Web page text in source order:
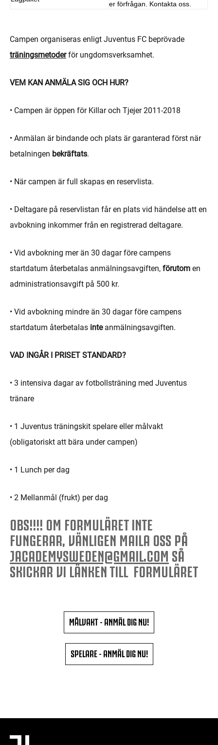
er förfrågan. Kontakta oss.
Campen organiseras enligt Juventus FC beprövade
träningsmetoderför ungdomsverksamhet.
VEM KAN ANMÄLA SIG OCH HUR?
• Campen är öppen för Killar och Tjejer 2011-2018
• Anmälan är bindande och plats är garanterad först när
betalningen bekräftats.
• När campen är full skapas en reservlista.
• Deltagare på reservlistan får en plats vid händelse att en
avbokning inkommer från en registrerad deltagare.
• Vid avbokning mer än 30 dagar före campens
startdatum återbetalas anmälningsavgiften, förutom en
administrationsavgift på 500 kr.
• Vid avbokning mindre än 30 dagar före campens
startdatum återbetalas inteanmälningsavgiften.
VAD INGÅR I PRISET STANDARD?
• 3 intensiva dagar av fotbollsträning med Juventus
tränare
• 1 Juventus träningskit spelare eller målvakt
(obligatoriskt att bära under campen)
• 1 Lunch per dag
• 2 Mellanmål (frukt) per dag
OBS!!!! OM FORMULÄRET INTE
FUNGERAR, VÄNLIGEN MAILA OSS PÅ
JACADEMYSWEDEN@GMAIL.COM SÅ
SKICKAR VI LÄNKEN TILL FORMULÄRET
MÅLVAKT - ANMÄL DIG NU!
SPELARE - ANMÄL DIG NU!